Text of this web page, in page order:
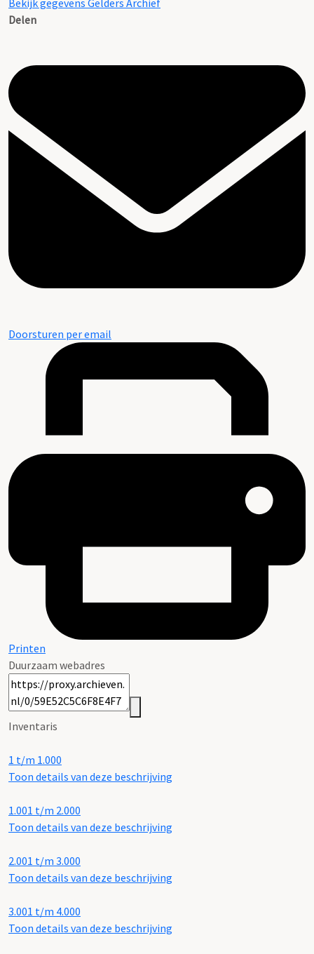
Bekijk gegevens Gelders Archief
Delen
Doorsturen per email
Printen
Duurzaam webadres
Inventaris
1 t/m 1.000
Toon details van deze beschrijving
1.001 t/m 2.000
Toon details van deze beschrijving
2.001 t/m 3.000
Toon details van deze beschrijving
3.001 t/m 4.000
Toon details van deze beschrijving